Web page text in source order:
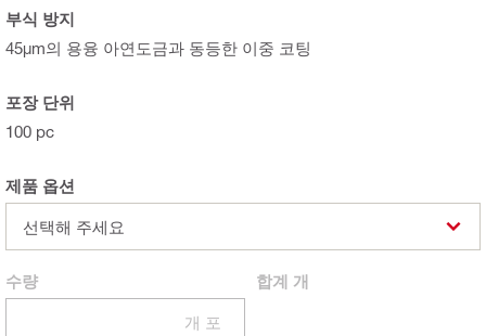
부식 방지
45µm의 용융 아연도금과 동등한 이중 코팅
포장 단위
100 pc
제품 옵션
선택해 주세요
수량
개 포
합계 개